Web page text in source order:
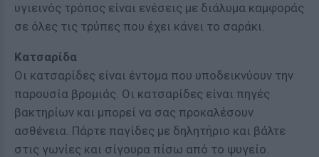
υγιεινός τρόπος είναι ενέσεις με διάλυμα καμφοράς
σε όλες τις τρύπες που έχει κάνει το σαράκι.
Κατσαρίδα
Οι κατσαρίδες είναι έντομα που υποδεικνύουν την
παρουσία βρομιάς. Οι κατσαρίδες είναι πηγές
βακτηρίων και μπορεί να σας προκαλέσουν
ασθένεια. Πάρτε παγίδες με δηλητήριο και βάλτε
στις γωνίες και σίγουρα πίσω από το ψυγείο.